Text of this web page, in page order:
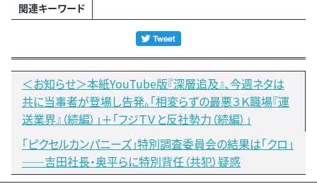
関連キーワード
＜お知らせ＞本紙YouTube版『深層追及』、今週ネタは
共に当事者が登場し告発。「相変らずの最悪３Ｋ職場『運
送業界』（続編）」＋「フジＴＶと反社勢力（続編）」
「ピクセルカンパニーズ」特別調査委員会の結果は「クロ」
――吉田社長・奥平らに特別背任（共犯）疑惑